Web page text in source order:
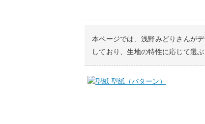
本ページでは、浅野みどりさんが
しており、生地の特性に応じて選
型紙（パターン）